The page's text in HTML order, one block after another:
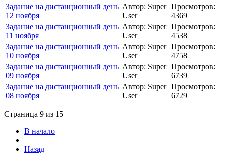
Задание на дистанционный день
12 ноября
Автор: Super
User
Просмотров:
4369
Задание на дистанционный день
11 ноября
Автор: Super
User
Просмотров:
4538
Задание на дистанционный день
10 ноября
Автор: Super
User
Просмотров:
4758
Задание на дистанционный день
09 ноября
Автор: Super
User
Просмотров:
6739
Задание на дистанционный день
08 ноября
Автор: Super
User
Просмотров:
6729
Страница 9 из 15
В начало
Назад